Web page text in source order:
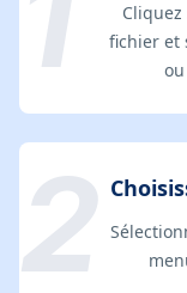
fichier et